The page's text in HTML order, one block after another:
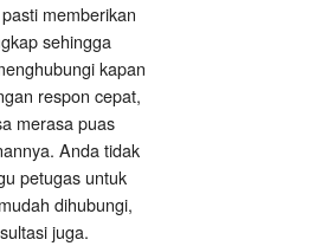
memberikan
sehingga
kapan
respon cepat,
merasa puas
Anda tidak
petugas untuk
dihubungi,
juga.